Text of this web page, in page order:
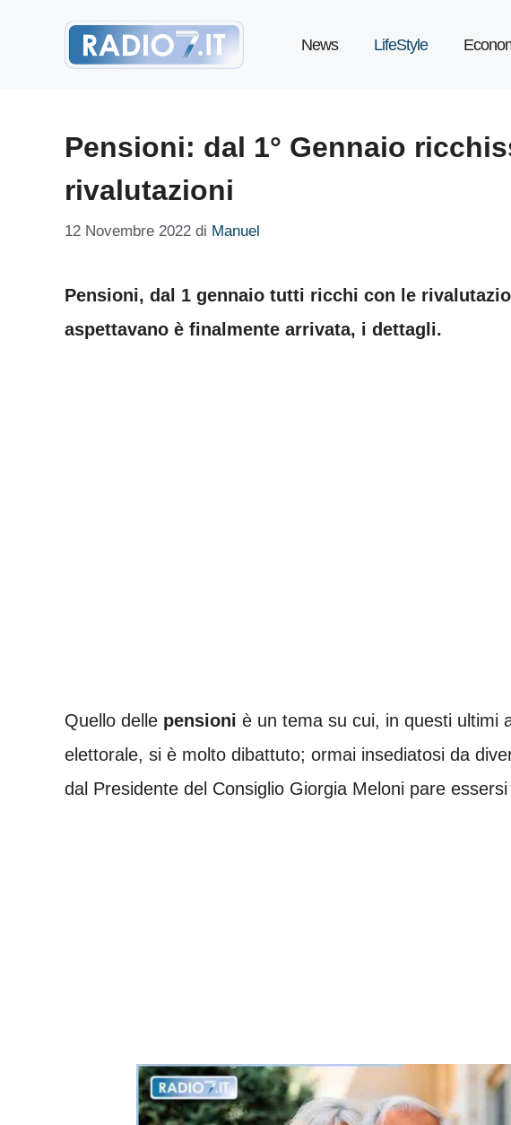
News LifeStyle
Pensioni: dal 1° Gennaio
rivalutazioni
12 Novembre 2022 di Manuel
Pensioni, dal 1 gennaio tutti ricchi con le
aspettavano è finalmente arrivata, i dettagli.
Quello delle pensioni è un tema su cui, in questi ultimi
elettorale, si è molto dibattuto; ormai insediatosi da
dal Presidente del Consiglio Giorgia Meloni pare